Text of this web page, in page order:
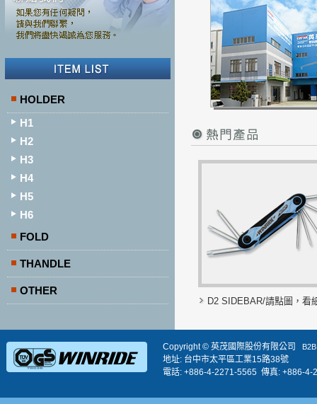
HOLDER
H1
H2
H3
H4
H5
H6
FOLD
THANDLE
OTHER
D2 SIDEBAR/請點圖，看
Copyright © 英茂國際股份有限公司
地址: 台中市太平區工業15路38號
電話: +886-4-2271-5565 傳真: +886-